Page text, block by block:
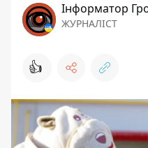
Інформатор
ЖУРНАЛІСТ
👍